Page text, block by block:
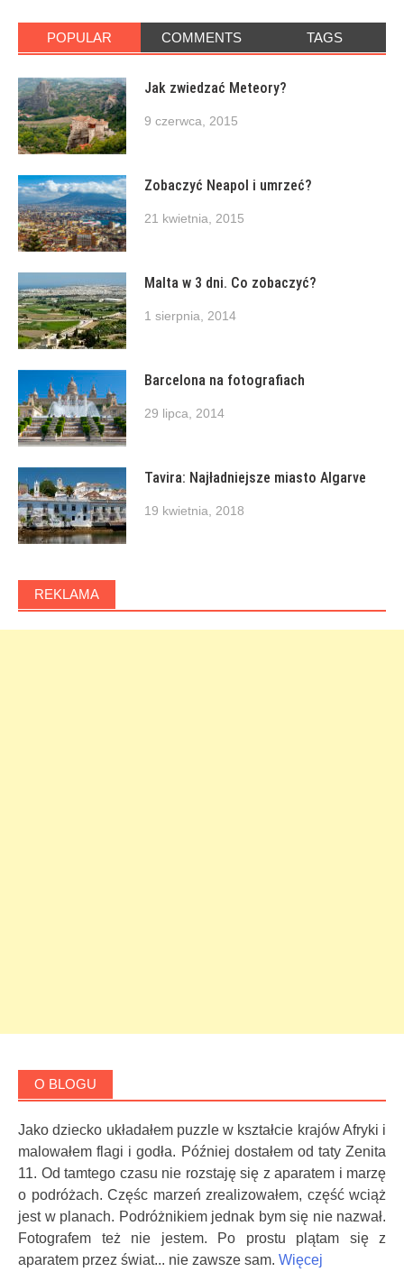
POPULAR COMMENTS TAGS
Jak zwiedzać Meteory?
9 czerwca, 2015
Zobaczyć Neapol i umrzeć?
21 kwietnia, 2015
Malta w 3 dni. Co zobaczyć?
1 sierpnia, 2014
Barcelona na fotografiach
29 lipca, 2014
Tavira: Najładniejsze miasto Algarve
19 kwietnia, 2018
REKLAMA
O BLOGU
Jako dziecko układałem puzzle w kształcie krajów Afryki i
malowałem flagi i godła. Później dostałem od taty Zenita
11. Od tamtego czasu nie rozstaję się z aparatem i marzę
o podróżach. Częśc marzeń zrealizowałem, część wciąż
jest w planach. Podróżnikiem jednak bym się nie nazwał.
Fotografem też nie jestem. Po prostu plątam się z
aparatem przez świat... nie zawsze sam. Więcej